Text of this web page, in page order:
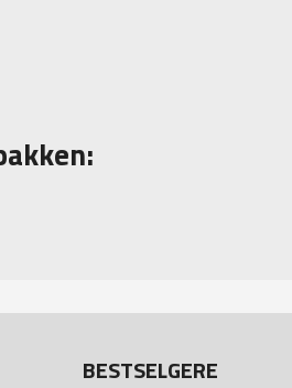
BESTSELGERE